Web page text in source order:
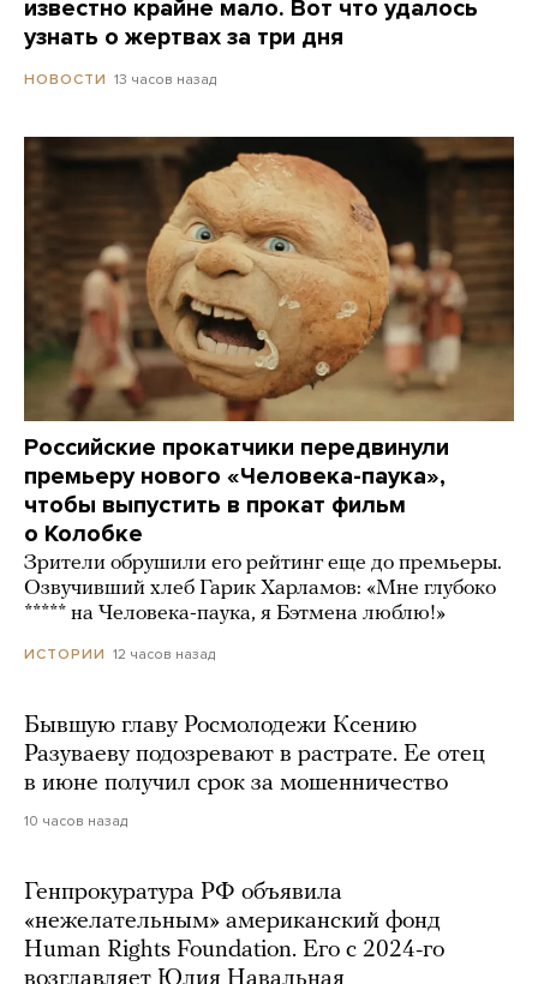
известно крайне мало. Вот что удалось
узнать о жертвах за три дня
НОВОСТИ 13 часов назад
Российские прокатчики передвинули
премьеру нового «Человека-паука»,
чтобы выпустить в прокат фильм
о Колобке
Зрители обрушили его рейтинг еще до премьеры.
Озвучивший хлеб Гарик Харламов: «Мне глубоко
***** на Человека-паука, я Бэтмена люблю!»
ИСТОРИИ 12 часов назад
Бывшую главу Росмолодежи Ксению
Разуваеву подозревают в растрате. Ее отец
в июне получил срок за мошенничество
10 часов назад
Генпрокуратура РФ объявила
«нежелательным» американский фонд
Human Rights Foundation. Его с 2024-го